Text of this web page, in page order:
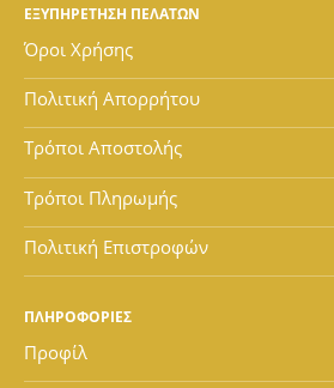
ΕΞΥΠΗΡΕΤΗΣΗ ΠΕΛΑΤΩΝ
Όροι Χρήσης
Πολιτική Απορρήτου
Τρόποι Αποστολής
Τρόποι Πληρωμής
Πολιτική Επιστροφών
ΠΛΗΡΟΦΟΡΙΕΣ
Προφίλ